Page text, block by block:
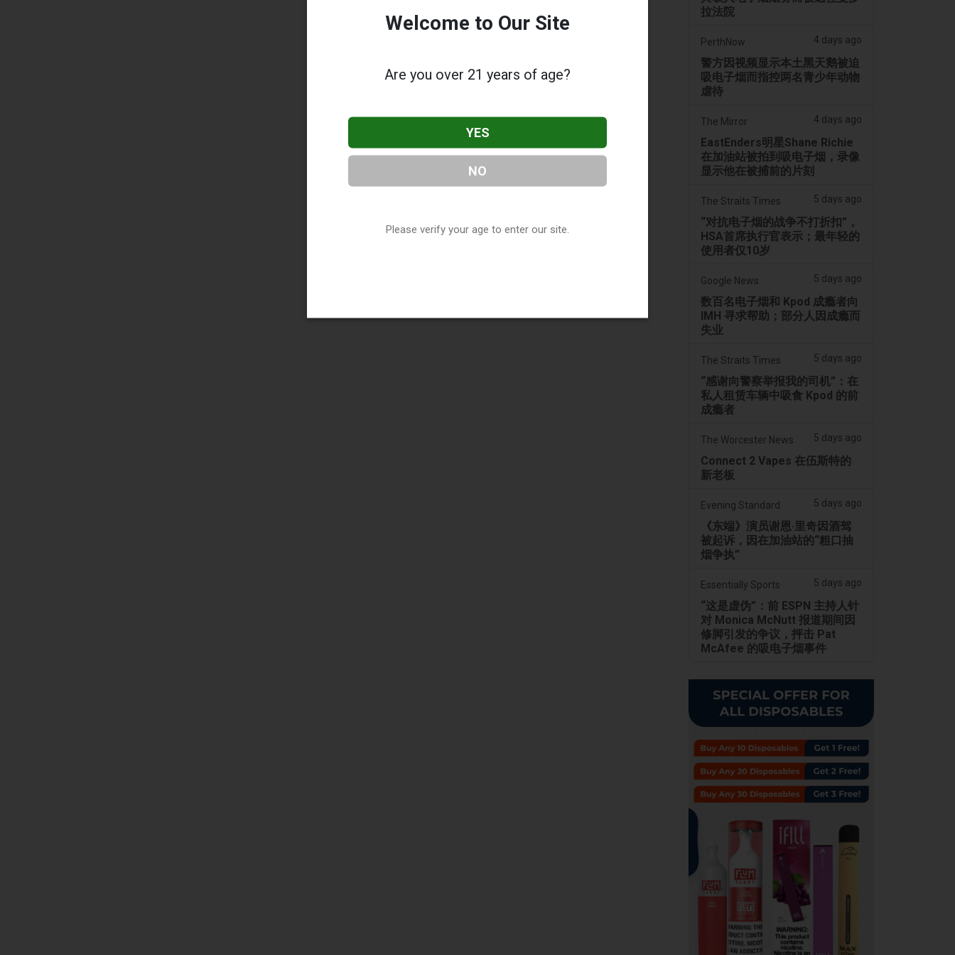
拉法院
PerthNow 4 days ago
警方因视频显示本土黑天鹅被迫
吸电子烟而指控两名青少年动物
虐待
The Mirror 4 days ago
EastEnders明星Shane Richie
在加油站被拍到吸电子烟，录像
显示他在被捕前的片刻
The Straits Times 5 days ago
“对抗电子烟的战争不打折扣”，
HSA首席执行官表示；最年轻的
使用者仅10岁
Google News 5 days ago
数百名电子烟和 Kpod 成瘾者向
IMH 寻求帮助；部分人因成瘾而
失业
The Straits Times 5 days ago
“感谢向警察举报我的司机”：在
私人租赁车辆中吸食 Kpod 的前
成瘾者
The Worcester News 5 days ago
Connect 2 Vapes 在伍斯特的
新老板
Evening Standard 5 days ago
《东端》演员谢恩·里奇因酒驾
被起诉，因在加油站的“粗口抽
烟争执”
Essentially Sports 5 days ago
“这是虚伪”：前 ESPN 主持人针
对 Monica McNutt 报道期间因
修脚引发的争议，抨击 Pat
McAfee 的吸电子烟事件
Welcome to Our Site
Are you over 21 years of age?
YES
NO
Please verify your age to enter our site.